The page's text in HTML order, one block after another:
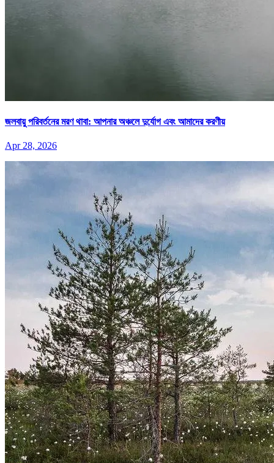
জলবায়ু পরিবর্তনের মরণ থাবা: আপনার অঞ্চলে দুর্যোগ এবং আমাদের করণীয়
Apr 28, 2026